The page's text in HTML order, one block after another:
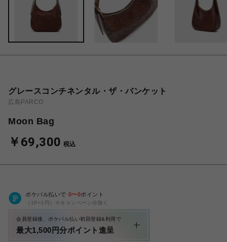
グレースコンチネンタル・ザ・バンケット
広島PARCO
Moon Bag
￥69,300 税込
ポケパル払いで 0〜0ポイント
（1P=1円）※キャンペーン分除く
会員登録後、ポケパル払い初回登録&利用で
最大1,500円分ポイント進呈